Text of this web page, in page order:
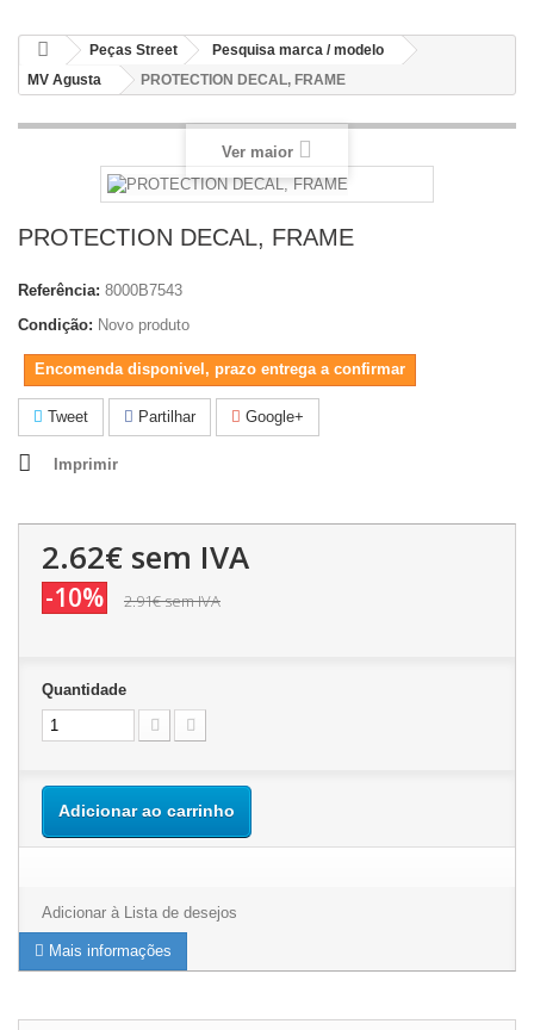
Peças Street
Pesquisa marca / modelo
MV Agusta
PROTECTION DECAL, FRAME
Ver maior
PROTECTION DECAL, FRAME
Referência: 8000B7543
Condição: Novo produto
Encomenda disponivel, prazo entrega a confirmar
Tweet Partilhar Google+
Imprimir
2.62€ sem IVA
-10% 2.91€sem IVA
Quantidade
Adicionar ao carrinho
Adicionar à Lista de desejos
Mais informações